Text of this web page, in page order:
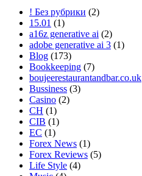
! Без рубрики (2)
15.01 (1)
a16z generative ai (2)
adobe generative ai 3 (1)
Blog (173)
Bookkeeping (7)
boujeerestaurantandbar.co.uk
Bussiness (3)
Casino (2)
CH (1)
CIB (1)
EC (1)
Forex News (1)
Forex Reviews (5)
Life Style (4)